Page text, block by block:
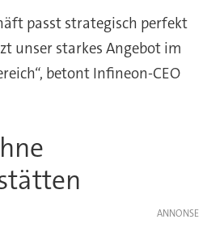
passt strategisch perfekt
unser starkes Angebot im
betont Infineon-CEO